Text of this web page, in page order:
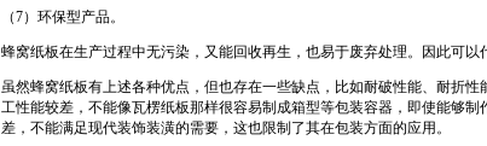
（7）环保型产品。
蜂窝纸板在生产过程中无污染，又能回收再生，也易于废弃处理。因此可以
虽然蜂窝纸板有上述各种优点，但也存在一些缺点，比如耐破性能、耐折
工性能较差，不能像瓦楞纸板那样很容易制成箱型等包装容器，即使能够
差，不能满足现代装饰装潢的需要，这也限制了其在包装方面的应用。